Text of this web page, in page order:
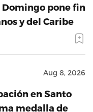
Domingo pone fin
y del Caribe
Aug 8, 2026
en Santo
medalla de